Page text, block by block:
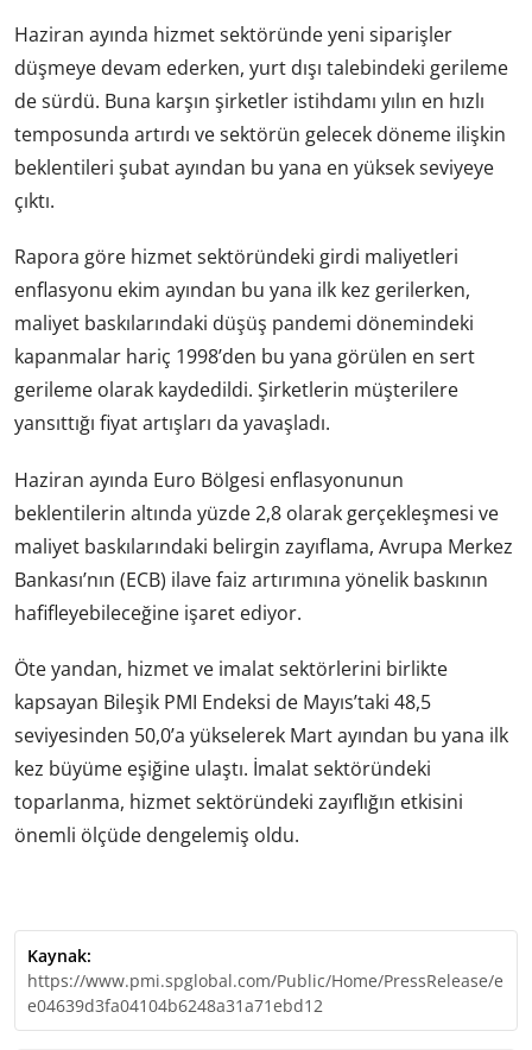
Haziran ayında hizmet sektöründe yeni siparişler
düşmeye devam ederken, yurt dışı talebindeki gerileme
de sürdü. Buna karşın şirketler istihdamı yılın en hızlı
temposunda artırdı ve sektörün gelecek döneme ilişkin
beklentileri şubat ayından bu yana en yüksek seviyeye
çıktı.
Rapora göre hizmet sektöründeki girdi maliyetleri
enflasyonu ekim ayından bu yana ilk kez gerilerken,
maliyet baskılarındaki düşüş pandemi dönemindeki
kapanmalar hariç 1998’den bu yana görülen en sert
gerileme olarak kaydedildi. Şirketlerin müşterilere
yansıttığı fiyat artışları da yavaşladı.
Haziran ayında Euro Bölgesi enflasyonunun
beklentilerin altında yüzde 2,8 olarak gerçekleşmesi ve
maliyet baskılarındaki belirgin zayıflama, Avrupa Merkez
Bankası’nın (ECB) ilave faiz artırımına yönelik baskının
hafifleyebileceğine işaret ediyor.
Öte yandan, hizmet ve imalat sektörlerini birlikte
kapsayan Bileşik PMI Endeksi de Mayıs’taki 48,5
seviyesinden 50,0’a yükselerek Mart ayından bu yana ilk
kez büyüme eşiğine ulaştı. İmalat sektöründeki
toparlanma, hizmet sektöründeki zayıflığın etkisini
önemli ölçüde dengelemiş oldu.
Kaynak:
https://www.pmi.spglobal.com/Public/Home/PressRelease/e
e04639d3fa04104b6248a31a71ebd12